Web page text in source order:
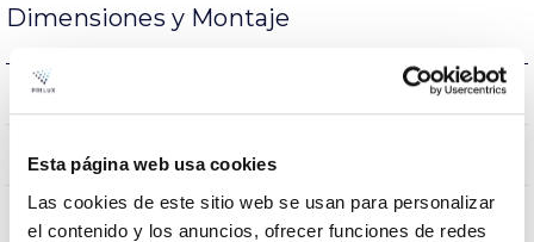
Esta página web usa cookies
Las cookies de este sitio web se usan para personalizar
el contenido y los anuncios, ofrecer funciones de redes
Dimensiones y Montaje
974x463x366mm
Empalmable
Directa